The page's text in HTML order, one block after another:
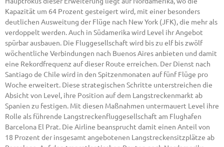
Kapazität um 64 Prozent gesteigert wird, mit einer besonders
deutlichen Ausweitung der Flüge nach New York (JFK), die mehr als
verdoppelt werden. Auch in Südamerika wird Level ihr Angebot
spürbar ausbauen. Die Fluggesellschaft wird bis zu elf bis zwölf
wöchentliche Verbindungen nach Buenos Aires anbieten und damit
eine Rekordfrequenz auf dieser Route erreichen. Der Dienst nach
Santiago de Chile wird in den Spitzenmonaten auf fünf Flüge pro
Woche erweitert. Diese strategischen Schritte unterstreichen die
Absicht von Level, ihre Position auf dem Langstreckenmarkt ab
Spanien zu festigen. Mit diesen Maßnahmen untermauert Level ihre
Rolle als führende Langstreckenfluggesellschaft am Flughafen
Barcelona El Prat. Die Airline beansprucht damit einen Anteil von
18 Prozent der insgesamt angebotenen Langstreckensitzplätze ab